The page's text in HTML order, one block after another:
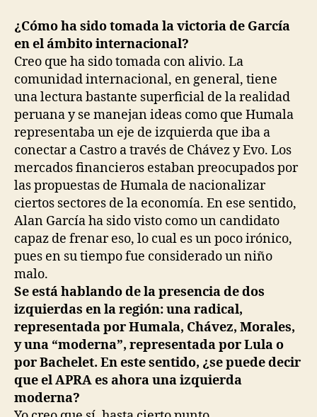
¿Cómo ha sido tomada la victoria de García
en el ámbito internacional?
Creo que ha sido tomada con alivio. La
comunidad internacional, en general, tiene
una lectura bastante superficial de la realidad
peruana y se manejan ideas como que Humala
representaba un eje de izquierda que iba a
conectar a Castro a través de Chávez y Evo. Los
mercados financieros estaban preocupados por
las propuestas de Humala de nacionalizar
ciertos sectores de la economía. En ese sentido,
Alan García ha sido visto como un candidato
capaz de frenar eso, lo cual es un poco irónico,
pues en su tiempo fue considerado un niño
malo.
Se está hablando de la presencia de dos
izquierdas en la región: una radical,
representada por Humala, Chávez, Morales,
y una “moderna”, representada por Lula o
por Bachelet. En este sentido, ¿se puede decir
que el APRA es ahora una izquierda
moderna?